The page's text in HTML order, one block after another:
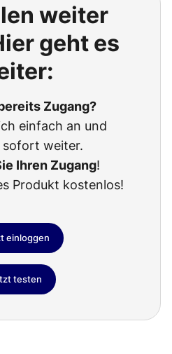
weiter
geht es
Zugang?
einfach an und
sofort weiter.
Ihren Zugang!
Produkt kostenlos!
einloggen
testen